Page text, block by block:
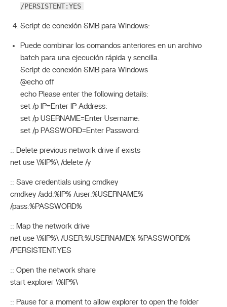
/PERSISTENT:YES
Script de conexión SMB para Windows:
Puede combinar los comandos anteriores en un archivo
batch para una ejecución rápida y sencilla.
Script de conexión SMB para Windows
`@echo off
echo Please enter the following details:
set /p IP=Enter IP Address:
set /p USERNAME=Enter Username:
set /p PASSWORD=Enter Password:
:: Delete previous network drive if exists
net use \%IP%\ /delete /y
:: Save credentials using cmdkey
cmdkey /add:%IP% /user:%USERNAME%
/pass:%PASSWORD%
:: Map the network drive
net use \%IP%\ /USER:%USERNAME% %PASSWORD%
/PERSISTENT:YES
:: Open the network share
start explorer \%IP%\
:: Pause for a moment to allow explorer to open the folder